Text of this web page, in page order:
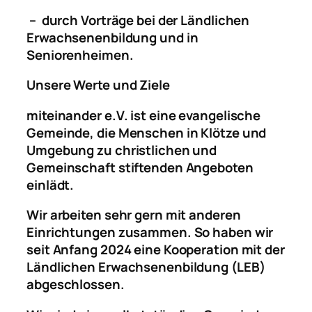
– durch Vorträge bei der Ländlichen
Erwachsenenbildung und in
Seniorenheimen.
Unsere Werte und Ziele
miteinander e.V. ist eine evangelische
Gemeinde, die Menschen in Klötze und
Umgebung zu christlichen und
Gemeinschaft stiftenden Angeboten
einlädt.
Wir arbeiten sehr gern mit anderen
Einrichtungen zusammen. So haben wir
seit Anfang 2024 eine Kooperation mit der
Ländlichen Erwachsenenbildung (LEB)
abgeschlossen.